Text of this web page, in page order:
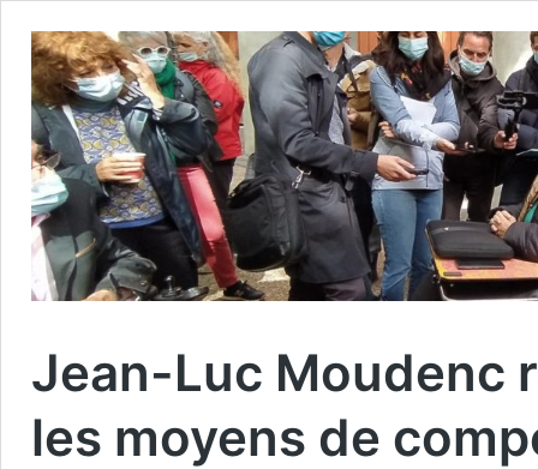
Jean-Luc Moudenc
les moyens de